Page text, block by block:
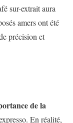
sur-extrait aura
amers ont été
précision et
de la
En réalité,